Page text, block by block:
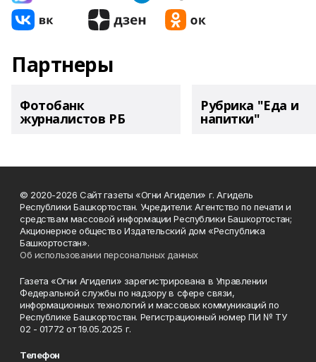
Партнеры
Фотобанк
журналистов РБ
Рубрика "Еда и
напитки"
© 2020-2026 Сайт газеты «Огни Агидели» г. Агидель
Республики Башкортостан. Учредители: Агентство по печати и
средствам массовой информации Республики Башкортостан;
Акционерное общество Издательский дом «Республика
Башкортостан».
Об использовании персональных данных
Газета «Огни Агидели» зарегистрирована в Управлении
Федеральной службы по надзору в сфере связи,
информационных технологий и массовых коммуникаций по
Республике Башкортостан. Регистрационный номер ПИ № ТУ
02 - 01772 от 19.05.2025 г.
Телефон